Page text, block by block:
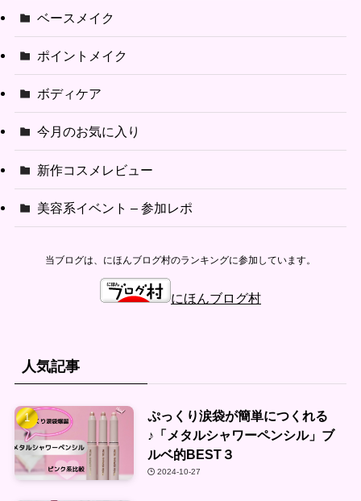
ベースメイク
ポイントメイク
ボディケア
今月のお気に入り
新作コスメレビュー
美容系イベント – 参加レポ
当ブログは、にほんブログ村のランキングに参加しています。
にほんブログ村
人気記事
ぷっくり涙袋が簡単につくれる
♪「メタルシャワーペンシル」ブ
ルベ的BEST３
2024-10-27